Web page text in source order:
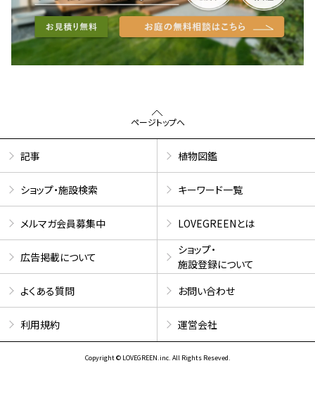
ページトップへ
記事 植物図鑑
ショップ・施設検索 キーワード一覧
メルマガ会員募集中 LOVEGREENとは
広告掲載について
ショップ・
施設登録について
よくある質問
お問い合わせ
利用規約 運営会社
Copyright © LOVEGREEN.inc. All Rights Reseved.